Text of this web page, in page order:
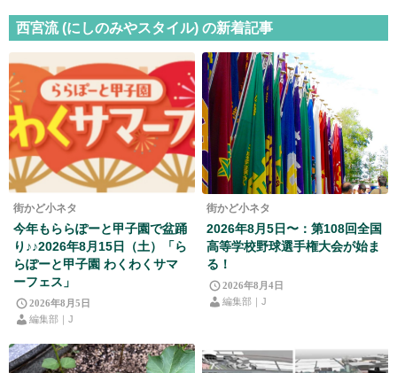
西宮流 (にしのみやスタイル) の新着記事
街かど小ネタ
今年もららぽーと甲子園で盆踊
り♪♪2026年8月15日（土）「ら
らぽーと甲子園 わくわくサマ
ーフェス」
2026年8月5日
編集部｜J
街かど小ネタ
2026年8月5日〜：第108回全国
高等学校野球選手権大会が始ま
る！
2026年8月4日
編集部｜J